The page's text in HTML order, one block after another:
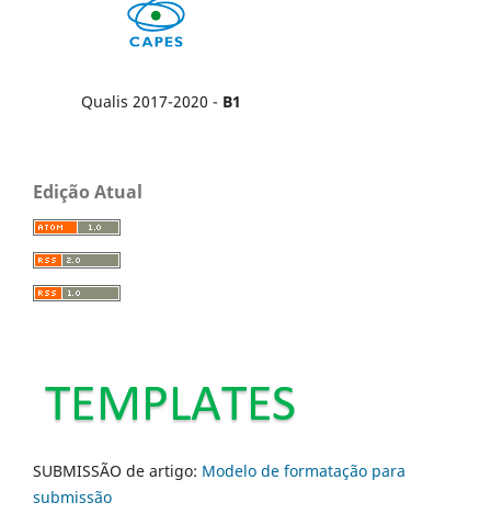
Qualis 2017-2020 - B1
Edição Atual
SUBMISSÃO de artigo: Modelo de formatação para
submissão